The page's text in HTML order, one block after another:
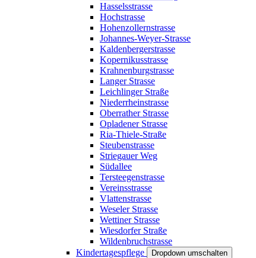
Hasselsstrasse
Hochstrasse
Hohenzollernstrasse
Johannes-Weyer-Strasse
Kaldenbergerstrasse
Kopernikusstrasse
Krahnenburgstrasse
Langer Strasse
Leichlinger Straße
Niederrheinstrasse
Oberrather Strasse
Opladener Strasse
Ria-Thiele-Straße
Steubenstrasse
Striegauer Weg
Südallee
Tersteegenstrasse
Vereinsstrasse
Vlattenstrasse
Weseler Strasse
Wettiner Strasse
Wiesdorfer Straße
Wildenbruchstrasse
Kindertagespflege
Dropdown umschalten